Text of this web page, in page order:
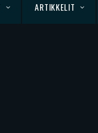
ARTIKKELIT